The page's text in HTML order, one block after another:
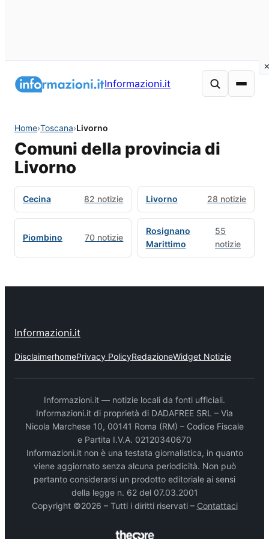
Informazioni.it
Home›Toscana›Livorno
Comuni della provincia di
Livorno
Cecina 82 notizie Livorno 28 notizie
Piombino 70 notizie
Rosignano
Marittimo
55
notizie
Informazioni.it
DisclaimerhomePrivacy PolicyRedazioneWidget Notizie
Informazioni.it — notizie locali da fonti ufficiali.
Informazioni.it di proprietà di DADAFREE SRL – Via
Nicola Marchese 10, 00141 Roma (RM) – Codice Fiscale
e Partita I.V.A. 02120340670
Informazioni.it non è una testata giornalistica, in quanto
viene aggiornato senza alcuna periodicità. Non può
pertanto considerarsi un prodotto editoriale ai sensi
della legge n. 62 del 07.03.2001
Copyright ©2026 – Tutti i diritti riservati – Contattaci